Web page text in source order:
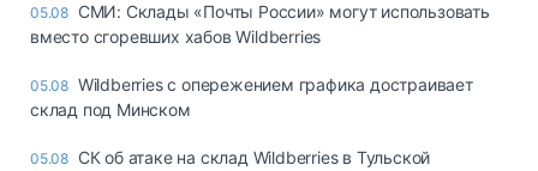
05.08 СМИ: Склады «Почты России» могут использовать
вместо сгоревших хабов Wildberries
05.08 Wildberries с опережением графика достраивает
склад под Минском
05.08 СК об атаке на склад Wildberries в Тульской